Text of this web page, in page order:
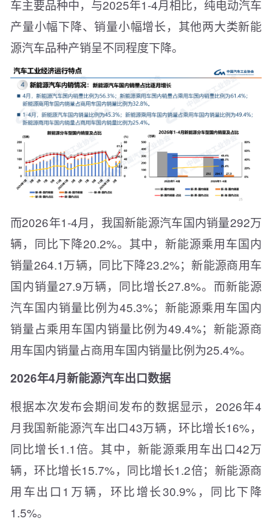
车主要品种中，与2025年1-4月相比，纯电动汽车
产量小幅下降、销量小幅增长，其他两大类新能
源汽车品种产销呈不同程度下降。
而2026年1-4月，我国新能源汽车国内销量292万
辆，同比下降20.2%。其中，新能源乘用车国内
销量264.1万辆，同比下降23.2%；新能源商用车
国内销量27.9万辆，同比增长27.8%。而新能源
汽车国内销量比例为45.3%；新能源乘用车国内
销量占乘用车国内销量比例为49.4%；新能源商
用车国内销量占商用车国内销量比例为25.4%。
2026年4月新能源汽车出口数据
根据本次发布会期间发布的数据显示，2026年4
月我国新能源汽车出口43万辆，环比增长16%，
同比增长1.1倍。其中，新能源乘用车出口42万
辆，环比增长15.7%，同比增长1.2倍；新能源商
用车出口1万辆，环比增长30.9%，同比下降
1.5%。